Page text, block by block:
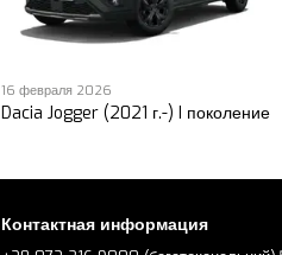
16 февраля 2026
Dacia Jogger (2021 г.-) I поколение
Контактная информация